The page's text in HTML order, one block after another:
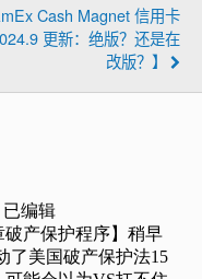
Cash Magnet 信用卡
更新：绝版？还是在
改版？】